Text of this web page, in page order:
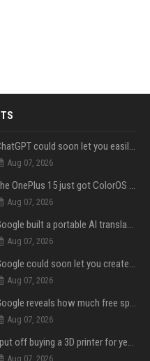
ChatGPT could soon let you easily create and use custom WhatsApp stickers
Aug 07, 2026
The OnePlus 15 just got ColorOS beta
Aug 07, 2026
Google built a portable AI translator that works offline, and you can build one too
Aug 07, 2026
Google could soon let you create AI-generated lock screen clocks on Android
Aug 07, 2026
Google reveals how much free space Chrome wants to install local AI models
Aug 07, 2026
I put off buying a 3D printer for years, and I was wrong about almost everything
Aug 07, 2026